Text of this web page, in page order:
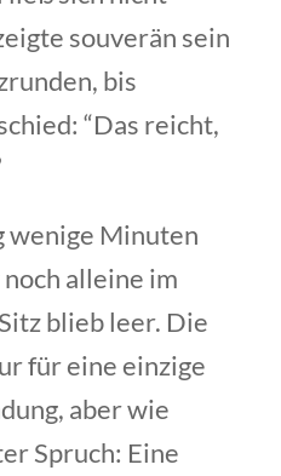
souverän sein
bis
“Das reicht,
wenige Minuten
alleine im
blieb leer. Die
für eine einzige
aber wie
Spruch: Eine